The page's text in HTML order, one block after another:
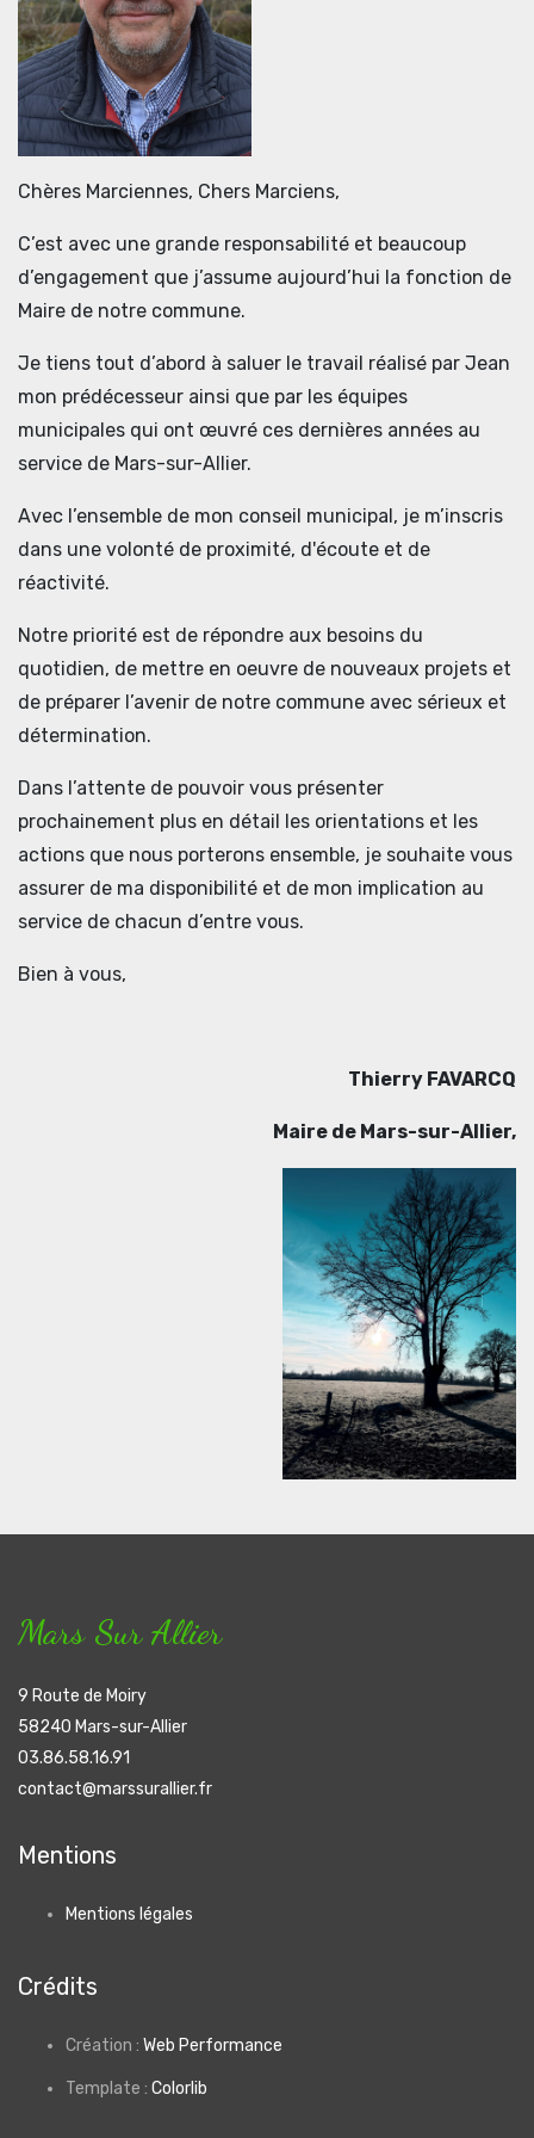
Chères Marciennes, Chers Marciens,
C’est avec une grande responsabilité et beaucoup
d’engagement que j’assume aujourd’hui la fonction de
Maire de notre commune.
Je tiens tout d’abord à saluer le travail réalisé par Jean
mon prédécesseur ainsi que par les équipes
municipales qui ont œuvré ces dernières années au
service de Mars-sur-Allier.
Avec l’ensemble de mon conseil municipal, je m’inscris
dans une volonté de proximité, d'écoute et de
réactivité.
Notre priorité est de répondre aux besoins du
quotidien, de mettre en oeuvre de nouveaux projets et
de préparer l’avenir de notre commune avec sérieux et
détermination.
Dans l’attente de pouvoir vous présenter
prochainement plus en détail les orientations et les
actions que nous porterons ensemble, je souhaite vous
assurer de ma disponibilité et de mon implication au
service de chacun d’entre vous.
Bien à vous,
Thierry FAVARCQ
Maire de Mars-sur-Allier,
Mars Sur Allier
9 Route de Moiry
58240 Mars-sur-Allier
03.86.58.16.91
contact@marssurallier.fr
Mentions
Mentions légales
Crédits
Création : Web Performance
Template : Colorlib